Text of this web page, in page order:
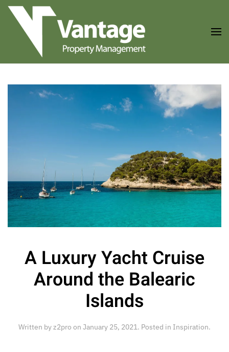
Skip to main content
A Luxury Yacht Cruise
Around the Balearic
Islands
Written byz2pro on January 25, 2021. Posted in Inspiration.